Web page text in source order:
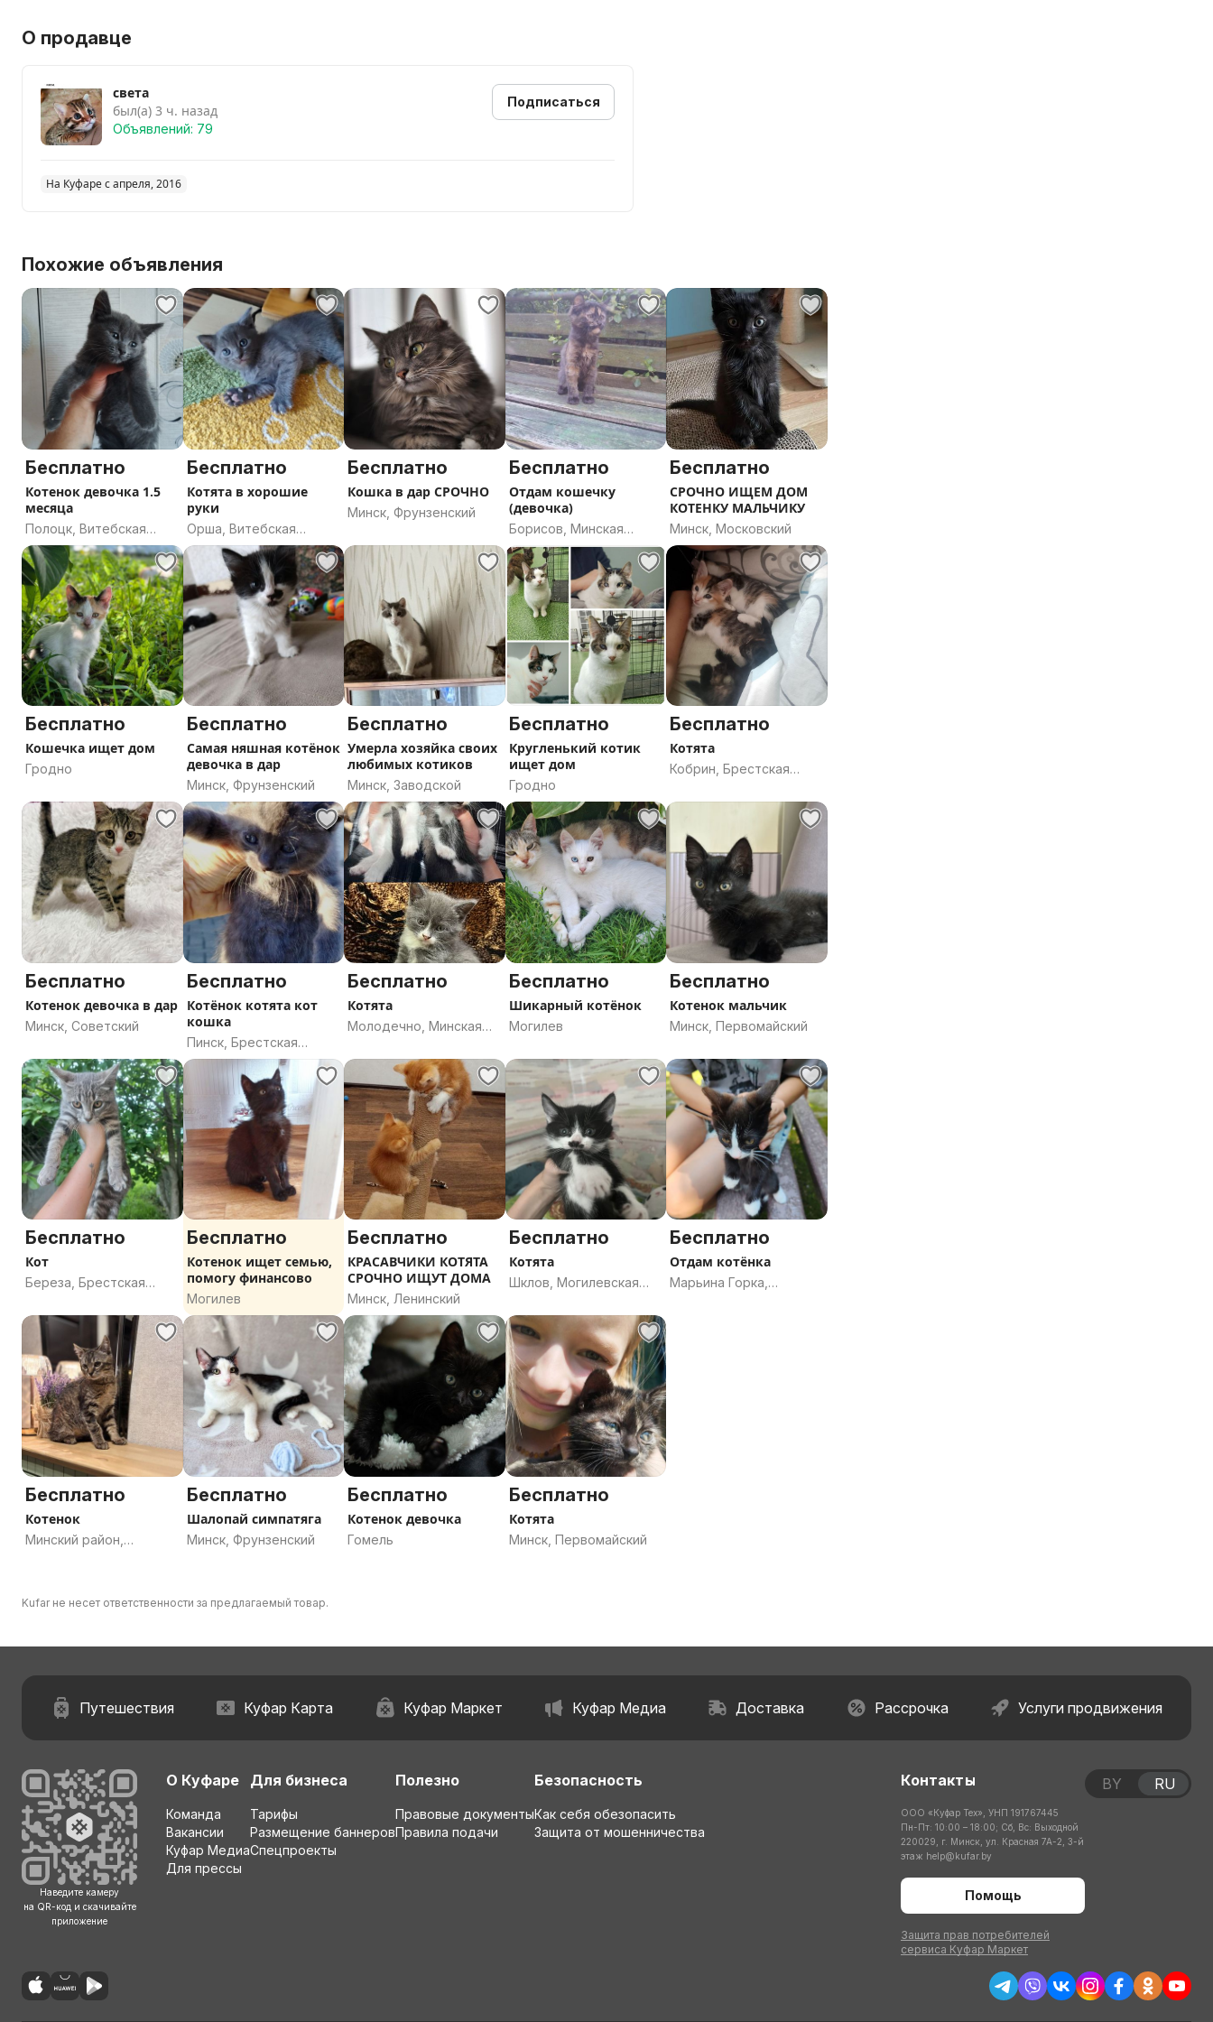
О продавце
света
был(а) 3 ч. назад
Объявлений: 79
Подписаться
На Куфаре с апреля, 2016
Похожие объявления
Бесплатно
Котенок девочка 1.5
месяца
Полоцк, Витебская
область
Бесплатно
Котята в хорошие
руки
Орша, Витебская
область
Бесплатно
Кошка в дар СРОЧНО
Минск, Фрунзенский
Бесплатно
Отдам кошечку
(девочка)
Борисов, Минская
область
Бесплатно
СРОЧНО ИЩЕМ ДОМ
КОТЕНКУ МАЛЬЧИКУ
Минск, Московский
Бесплатно
Кошечка ищет дом
Гродно
Бесплатно
Самая няшная котёнок
девочка в дар
Минск, Фрунзенский
Бесплатно
Умерла хозяйка своих
любимых котиков
Минск, Заводской
Бесплатно
Кругленький котик
ищет дом
Гродно
Бесплатно
Котята
Кобрин, Брестская
Бесплатно
Котенок девочка в дар
Минск, Советский
Бесплатно
Котёнок котята кот
кошка
Пинск, Брестская
область
Бесплатно
Котята
Молодечно, Минская
Бесплатно
Шикарный котёнок
Могилев
Бесплатно
Котенок мальчик
Минск, Первомайский
Бесплатно
Кот
Береза, Брестская
Бесплатно
Котенок ищет семью,
помогу финансово
Могилев
Бесплатно
КРАСАВЧИКИ КОТЯТА
СРОЧНО ИЩУТ ДОМА
Минск, Ленинский
Бесплатно
Котята
Шклов, Могилевская
Бесплатно
Отдам котёнка
Марьина Горка,
Бесплатно
Котенок
Минский район,
Бесплатно
Шалопай симпатяга
Минск, Фрунзенский
Бесплатно
Котенок девочка
Гомель
Бесплатно
Котята
Минск, Первомайский
Kufar не несет ответственности за предлагаемый товар.
Путешествия Куфар Карта Куфар Маркет Куфар Медиа Доставка Рассрочка Услуги продвижения
Наведите камеру
на QR-код и скачивайте
приложение
О Куфаре
Команда
Вакансии
Куфар Медиа
Для прессы
Для бизнеса
Тарифы
Размещение баннеров
Спецпроекты
Полезно
Правовые документы
Правила подачи
Безопасность
Как себя обезопасить
Защита от мошенничества
Контакты
ООО «Куфар Тех», УНП 191767445
Пн-Пт: 10:00 – 18:00; Сб, Вс: Выходной
220029, г. Минск, ул. Красная 7А-2, 3-й
этаж help@kufar.by
Помощь
Защита прав потребителей
сервиса Куфар Маркет
BY RU